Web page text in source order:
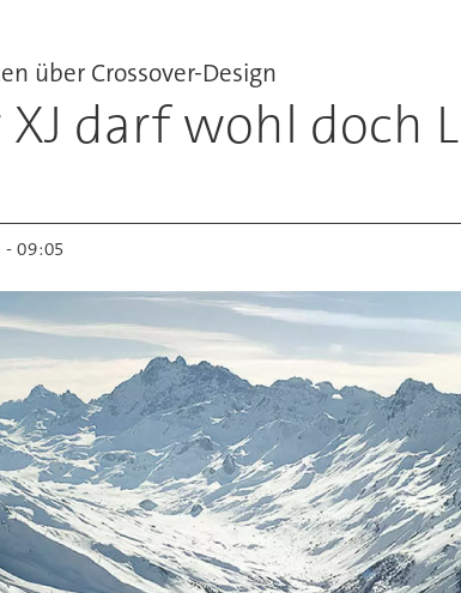
über Crossover-Design
XJ darf wohl doch
- 09:05